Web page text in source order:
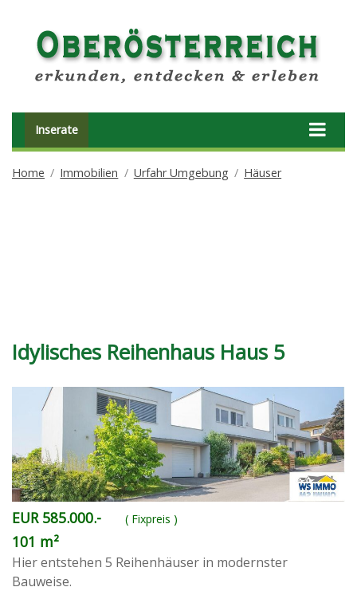
Inserate
Home Immobilien Urfahr Umgebung Häuser
Idylisches Reihenhaus Haus 5
EUR 585.000.- ( Fixpreis )
101 m²
Hier entstehen 5 Reihenhäuser in modernster
Bauweise.